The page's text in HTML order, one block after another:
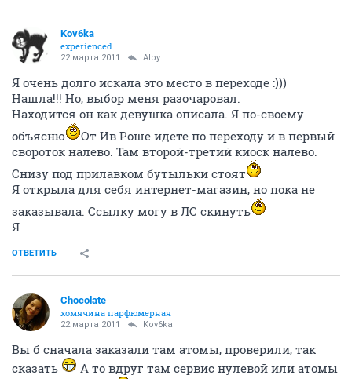
Kov6ka
experienced
22 марта 2011 Alby
Я очень долго искала это место в переходе :)))
Нашла!!! Но, выбор меня разочаровал.
Находится он как девушка описала. Я по-своему
объясню
От Ив Роше идете по переходу и в первый
свороток налево. Там второй-третий киоск налево.
Снизу под прилавком бутыльки стоят
Я открыла для себя интернет-магазин, но пока не
заказывала. Ссылку могу в ЛС скинуть
Я
ОТВЕТИТЬ
Chocolate
хомячина парфюмерная
22 марта 2011 Kov6ka
Вы б сначала заказали там атомы, проверили, так
сказать
А то вдруг там сервис нулевой или атомы